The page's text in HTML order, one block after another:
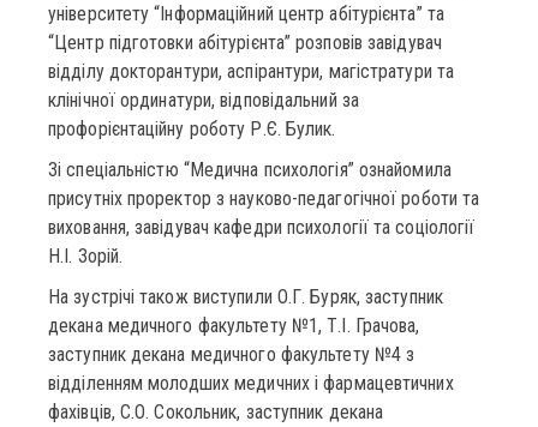
університету “Інформаційний центр абітурієнта” та
“Центр підготовки абітурієнта” розповів завідувач
відділу докторантури, аспірантури, магістратури та
клінічної ординатури, відповідальний за
профорієнтаційну роботу Р.Є. Булик.
Зі спеціальністю “Медична психологія” ознайомила
присутніх проректор з науково-педагогічної роботи та
виховання, завідувач кафедри психології та соціології
Н.І. Зорій.
На зустрічі також виступили О.Г. Буряк, заступник
декана медичного факультету №1, Т.І. Грачова,
заступник декана медичного факультету №4 з
відділенням молодших медичних і фармацевтичних
фахівців, С.О. Сокольник, заступник декана